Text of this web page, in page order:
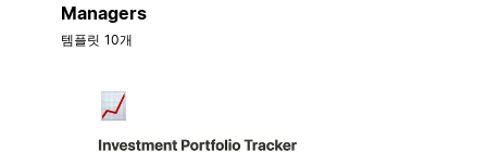
Managers
템플릿 10개